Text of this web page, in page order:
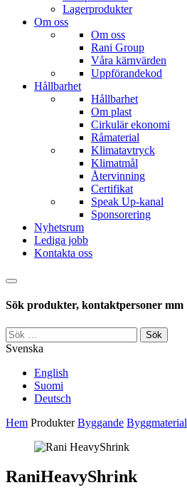
Lagerprodukter
Om oss
Om oss
Rani Group
Våra kärnvärden
Uppförandekod
Hållbarhet
Hållbarhet
Om plast
Cirkulär ekonomi
Råmaterial
Klimatavtryck
Klimatmål
Återvinning
Certifikat
Speak Up-kanal
Sponsorering
Nyhetsrum
Lediga jobb
Kontakta oss
Sök
Sök produkter, kontaktpersoner mm
Sök
efter:
Svenska
English
Suomi
Deutsch
Hem Produkter Byggande Byggmaterial
RaniHeavyShrink